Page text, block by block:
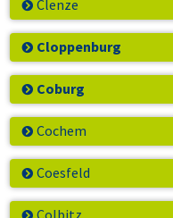
Clenze
Cloppenburg
Coburg
Cochem
Coesfeld
Colbitz